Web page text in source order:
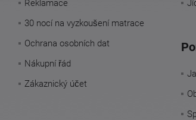
Reklamace
30 nocí na vyzkoušení matrace
Ochrana osobních dat
Nákupní řád
Zákaznický účet